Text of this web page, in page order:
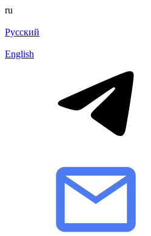
ru
Русский
English